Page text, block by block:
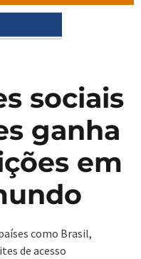
sociais
ganha
em
como Brasil,
de acesso